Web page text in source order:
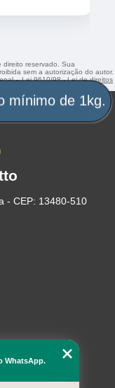
direito reservado. Sua
sem a autorização do autor.
–Lei 9610/98 - Lei de direitos
- CEP: 13480-510
WhatsApp.
mínimo de 1kg.